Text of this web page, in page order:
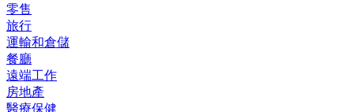
零售
旅行
運輸和倉儲
餐廳
遠端工作
房地產
醫療保健